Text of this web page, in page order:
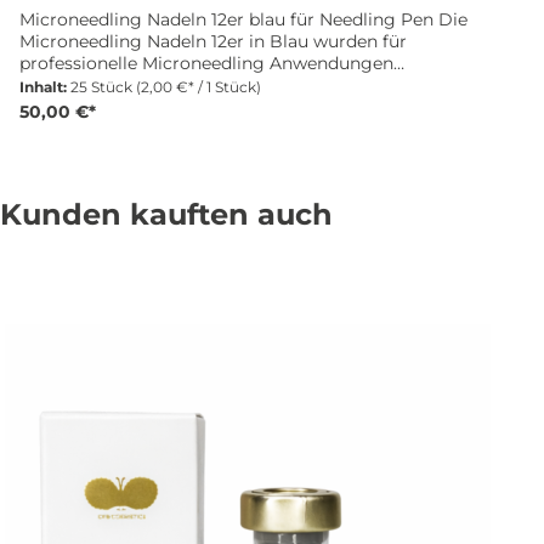
Microneedling Nadeln 12er blau für Needling Pen Die
Microneedling Nadeln 12er in Blau wurden für
professionelle Microneedling Anwendungen
entwickelt und bieten präzise und sichere Ergebnisse
im Studioalltag. Deine Vorteile Microneedling Nadeln
Maximale Hygiene und Sicherheit Für effektive
Inhalt: 25 Stück (2,00 €* / 1 Stück)
50,00 €*
Kunden kauften auch